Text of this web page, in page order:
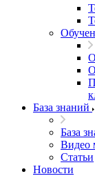
База знаний
База
Видео
Статьи
Новости